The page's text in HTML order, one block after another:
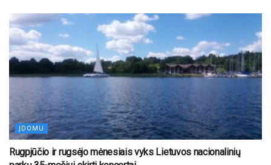
ĮDOMU
Rugpjūčio ir rugsėjo mėnesiais vyks Lietuvos nacionalinių